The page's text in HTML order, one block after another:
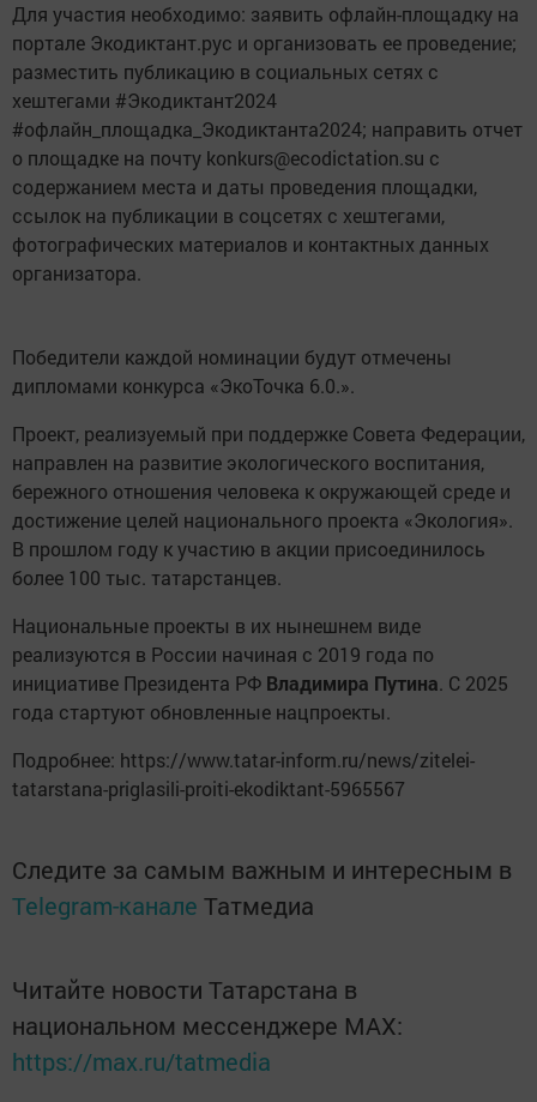
Для участия необходимо: заявить офлайн-площадку на
портале Экодиктант.рус и организовать ее проведение;
разместить публикацию в социальных сетях с
хештегами #Экодиктант2024
#офлайн_площадка_Экодиктанта2024; направить отчет
о площадке на почту konkurs@ecodictation.su с
содержанием места и даты проведения площадки,
ссылок на публикации в соцсетях с хештегами,
фотографических материалов и контактных данных
организатора.
Победители каждой номинации будут отмечены
дипломами конкурса «ЭкоТочка 6.0.».
Проект, реализуемый при поддержке Совета Федерации,
направлен на развитие экологического воспитания,
бережного отношения человека к окружающей среде и
достижение целей национального проекта «Экология».
В прошлом году к участию в акции присоединилось
более 100 тыс. татарстанцев.
Национальные проекты в их нынешнем виде
реализуются в России начиная с 2019 года по
инициативе Президента РФ Владимира Путина. С 2025
года стартуют обновленные нацпроекты.
Подробнее: https://www.tatar-inform.ru/news/zitelei-
tatarstana-priglasili-proiti-ekodiktant-5965567
Следите за самым важным и интересным в
Telegram-канале Татмедиа
Читайте новости Татарстана в
национальном мессенджере MАХ:
https://max.ru/tatmedia